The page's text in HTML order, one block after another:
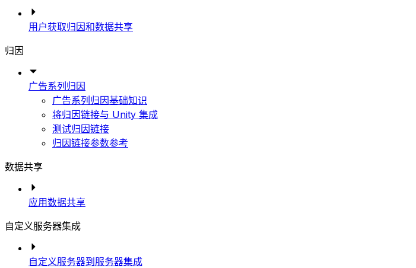
用户获取归因和数据共享
归因
广告系列归因
广告系列归因基础知识
将归因链接与 Unity 集成
测试归因链接
归因链接参数参考
数据共享
应用数据共享
自定义服务器集成
自定义服务器到服务器集成